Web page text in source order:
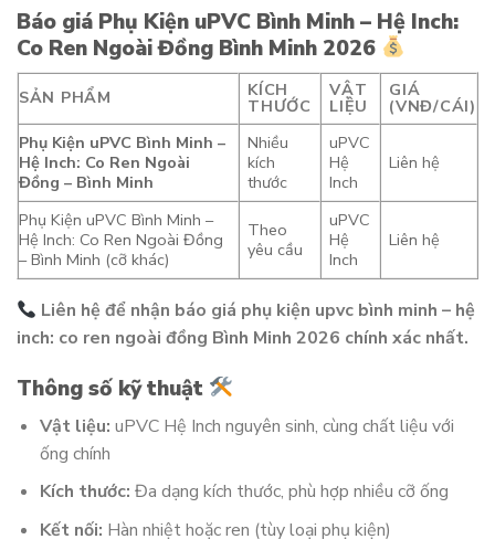
Báo giá Phụ Kiện uPVC Bình Minh – Hệ Inch:
Co Ren Ngoài Đồng Bình Minh 2026
SẢN PHẨM KÍCH
THƯỚC
VẬT
LIỆU
GIÁ
(VNĐ/CÁI)
Phụ Kiện uPVC Bình Minh –
Hệ Inch: Co Ren Ngoài
Đồng – Bình Minh
Nhiều
kích
thước
uPVC
Hệ
Inch
Liên hệ
Phụ Kiện uPVC Bình Minh –
Hệ Inch: Co Ren Ngoài Đồng
– Bình Minh (cỡ khác)
Theo
yêu cầu
uPVC
Hệ
Inch
Liên hệ
Liên hệ để nhận báo giá phụ kiện upvc bình minh – hệ
inch: co ren ngoài đồng Bình Minh 2026 chính xác nhất.
Thông số kỹ thuật
Vật liệu: uPVC Hệ Inch nguyên sinh, cùng chất liệu với
ống chính
Kích thước: Đa dạng kích thước, phù hợp nhiều cỡ ống
Kết nối: Hàn nhiệt hoặc ren (tùy loại phụ kiện)